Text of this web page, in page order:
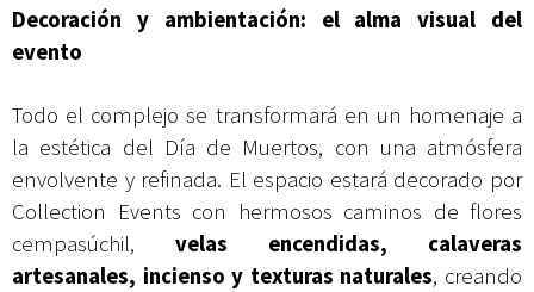
Decoración y ambientación: el alma visual del
evento
Todo el complejo se transformará en un homenaje a
la estética del Día de Muertos, con una atmósfera
envolvente y refinada. El espacio estará decorado por
Collection Events con hermosos caminos de flores
cempasúchil, velas encendidas, calaveras
artesanales, incienso y texturas naturales, creando